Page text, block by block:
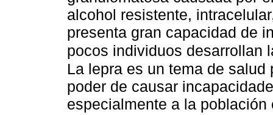
alcohol resistente,
presenta gran capacidad de
pocos individuos desarrollan
La lepra es un tema de
poder de causar
especialmente a la